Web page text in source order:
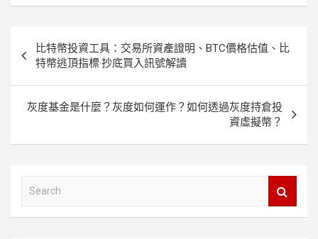
ce
b
o
o
k
e
tt
er
er
es
t
d
di
t
章
導
覽
比特幣投資工具：交易所資產證明、BTC價格估值、比
特幣逃頂指標·抄底買入訊號解讀
灰度基金是什麼？灰度如何運作？如何透過灰度持倉投
資虛擬幣？